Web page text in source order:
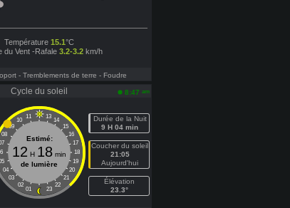
Température 15.1°C
du Vent -Rafale 3.2-3.2km/h
- Tremblements de terre - Foudre
Cycle du soleil 8:47 am
11 13
10
14
09
15
08
16
17
18
19
04
20
03
21
02
22
01 23
Estimé:
12 H 18 min
de lumière
Durée de la Nuit
9 H 04 min
Coucher du soleil
21:05
Aujourd'hui
Élévation
23.3°